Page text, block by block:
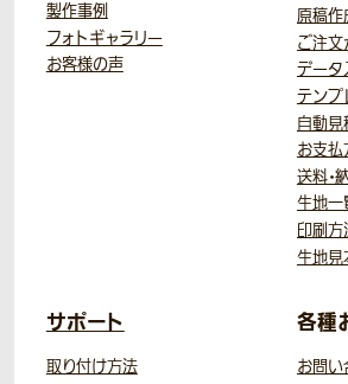
製作事例
フォトギャラリー
お客様の声
原稿作
ご注文
データ
テンプ
自動見
お支払
送料・
生地一
印刷方
生地見
サポート
取り付け方法
各種
お問